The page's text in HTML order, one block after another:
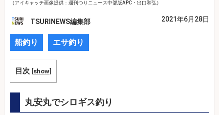
（アイキャッチ画像提供：週刊つりニュース中部版APC・出口和弘）
TSURINEWS編集部 2021年6月28日
船釣り エサ釣り
目次 [show]
丸安丸でシロギス釣り